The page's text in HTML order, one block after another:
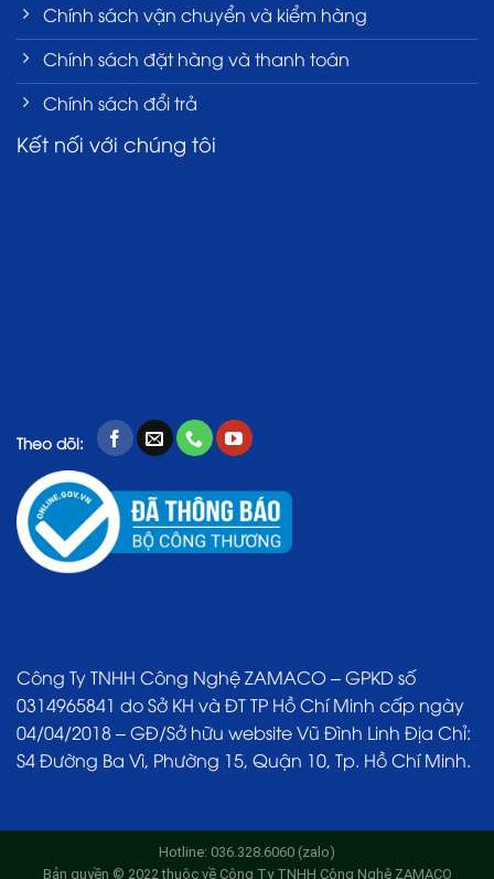
Chính sách vận chuyển và kiểm hàng
Chính sách đặt hàng và thanh toán
Chính sách đổi trả
Kết nối với chúng tôi
Theo dõi:
Công Ty TNHH Công Nghệ ZAMACO – GPKD số
0314965841 do Sở KH và ĐT TP Hồ Chí Minh cấp ngày
04/04/2018 – GĐ/Sở hữu website Vũ Đình Linh Địa Chỉ:
S4 Đường Ba Vì, Phường 15, Quận 10, Tp. Hồ Chí Minh.
Hotline: 036.328.6060 (zalo)
Bản quyền © 2022 thuộc về Công Ty TNHH Công Nghệ ZAMACO